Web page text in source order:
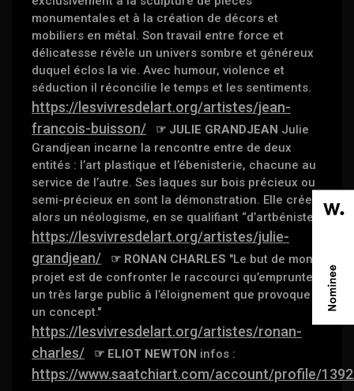
monumentales et à la création de décors et
mobiliers en métal. Son travail entre force et
délicatesse révèle un univers sombre et généreux
duquel éclos la vie. Avec humour, violence et
séduction il réconcilie le temps et les sentiments.
https://lesvivresdelart.org/artistes/jean-
francois-buisson/
☞ JULIE GRANDJEAN Julie
Grandjean incarne la rencontre entre de deux
entités : l’art plastique et l’ébenisterie, chacune au
service de l’autre. Ses laques sur bois précieux ou
semi-précieux en sont la démonstration. Elle crée
alors un néologisme, en se qualifiant “d’artbéniste”.
https://lesvivresdelart.org/artistes/julie-
grandjean/
☞ RONAN CHARLES "Le but de mon
projet est de confronter le raccourci qu’emprunte
un très large public à l’éloignement que provoque
un concept."
https://lesvivresdelart.org/artistes/ronan-
charles/
☞ ELIOT NEWTON infos :
https://www.saatchiart.com/account/profile/